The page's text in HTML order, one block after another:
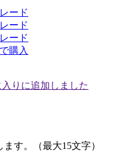
す。（最大15文字）